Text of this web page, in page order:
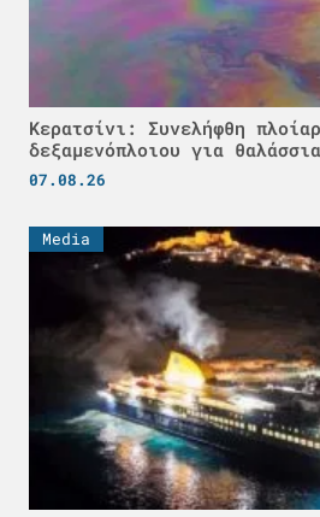
Κερατσίνι: Συνελήφθη
δεξαμενόπλοιου για
07.08.26
Media